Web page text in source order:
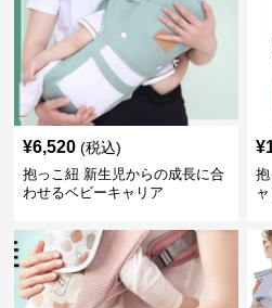
¥6,520 (税込)
抱っこ紐 新生児からの成長に合
わせるベビーキャリア
¥